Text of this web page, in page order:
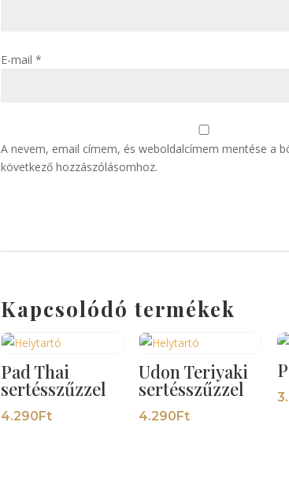
E-mail *
A nevem, email címem, és weboldalcímem mentése a
következő hozzászólásomhoz.
Kapcsolódó termékek
Pad Thai
sertésszűzzel
4.290 Ft
Udon Teriyaki
sertésszűzzel
4.290 Ft